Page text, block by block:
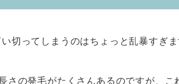
切ってしまうのはちょっと乱暴すぎ
の発毛がたくさんあるのですが、